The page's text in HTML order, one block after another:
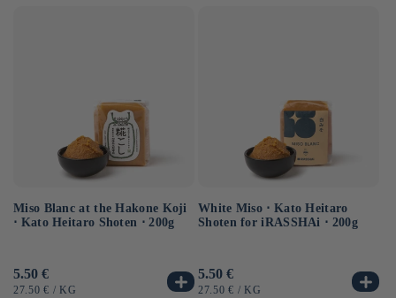
Miso Blanc at the Hakone Koji
⋅ Kato Heitaro Shoten ⋅ 200g
Usual
price
5.50 €
UNIT
27.50 € / BY
KG
White Miso ⋅ Kato Heitaro
Shoten for iRASSHAi ⋅ 200g
Usual
price
5.50 €
UNIT
27.50 € / BY
KG